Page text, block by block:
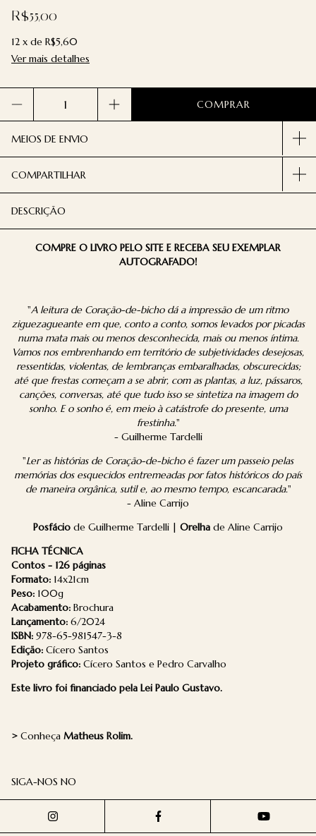
R$55,00
12 x de R$5,60
Ver mais detalhes
MEIOS DE ENVIO
COMPARTILHAR
DESCRIÇÃO
COMPRE O LIVRO PELO SITE E RECEBA SEU EXEMPLAR
AUTOGRAFADO!
"A leitura de Coração-de-bicho dá a impressão de um ritmo
ziguezagueante em que, conto a conto, somos levados por picadas
numa mata mais ou menos desconhecida, mais ou menos íntima.
Vamos nos embrenhando em território de subjetividades desejosas,
ressentidas, violentas, de lembranças embaralhadas, obscurecidas;
até que frestas começam a se abrir, com as plantas, a luz, pássaros,
canções, conversas, até que tudo isso se sintetiza na imagem do
sonho. E o sonho é, em meio à catástrofe do presente, uma
frestinha."
- Guilherme Tardelli
"Ler as histórias de Coração-de-bicho é fazer um passeio pelas
memórias dos esquecidos entremeadas por fatos históricos do país
de maneira orgânica, sutil e, ao mesmo tempo, escancarada."
- Aline Carrijo
Posfácio de Guilherme Tardelli | Orelha de Aline Carrijo
FICHA TÉCNICA
Contos - 126 páginas
Formato: 14x21cm
Peso: 100g
Acabamento: Brochura
Lançamento: 6/2024
ISBN: 978-65-981547-3-8
Edição: Cícero Santos
Projeto gráfico: Cícero Santos e Pedro Carvalho
Este livro foi financiado pela Lei Paulo Gustavo.
> Conheça Matheus Rolim.
SIGA-NOS NO